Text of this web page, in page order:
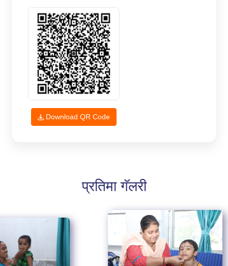
Download QR Code
प्रतिमा गॅलरी